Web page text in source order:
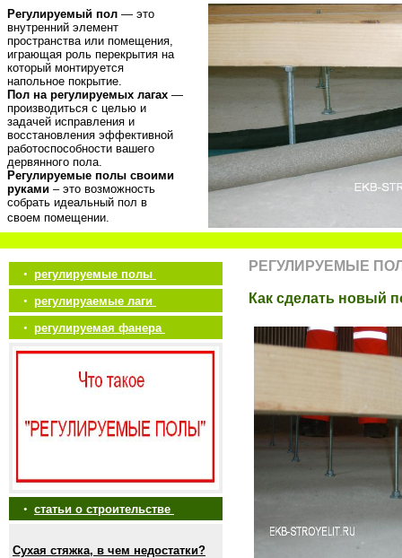
Регулируемый пол — это
внутренний элемент
пространства или помещения,
играющая роль перекрытия на
который монтируется
напольное покрытие.
Пол на регулируемых лагах —
производиться с целью и
задачей исправления и
восстановления эффективной
работоспособности вашего
дервянного пола.
Регулируемые полы своими
руками – это возможность
собрать идеальный пол в
своем помещении.
• регулируемые полы
• регулируаемые лаги
• регулируемая фанера
• статьи о строительстве
Сухая стяжка, в чем недостатки?
РЕГУЛИРУЕМЫЕ
Как сделать новый